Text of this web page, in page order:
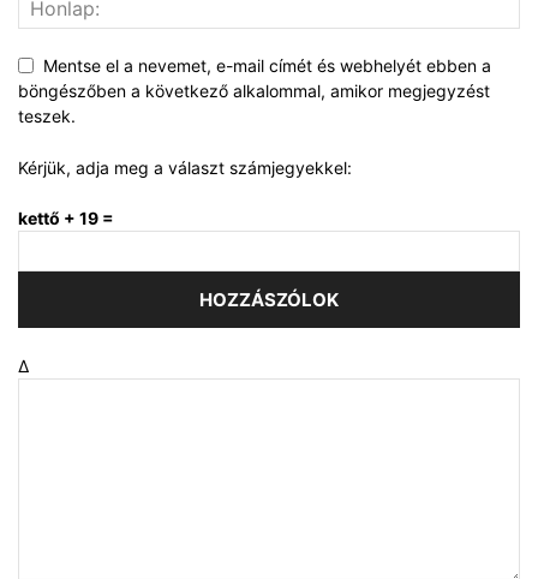
Mentse el a nevemet, e-mail címét és webhelyét ebben a
böngészőben a következő alkalommal, amikor megjegyzést
teszek.
Kérjük, adja meg a választ számjegyekkel:
kettő + 19 =
Δ